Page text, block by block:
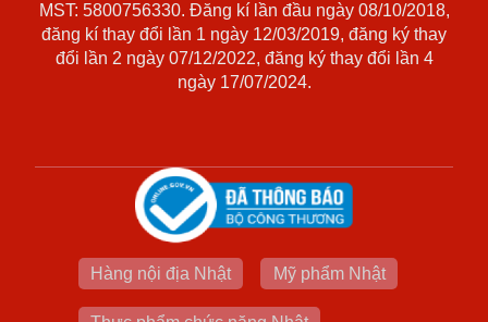
MST: 5800756330. Đăng kí lần đầu ngày 08/10/2018,
đăng kí thay đổi lần 1 ngày 12/03/2019, đăng ký thay
đổi lần 2 ngày 07/12/2022, đăng ký thay đổi lần 4
ngày 17/07/2024.
Hàng nội địa Nhật Mỹ phẩm Nhật